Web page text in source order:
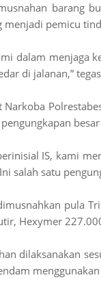
barang
menjadi pemicu
dalam menjaga
di jalanan,”
Narkoba
IS, kami
salah satu
pula
Hexymer
dilaksanakan